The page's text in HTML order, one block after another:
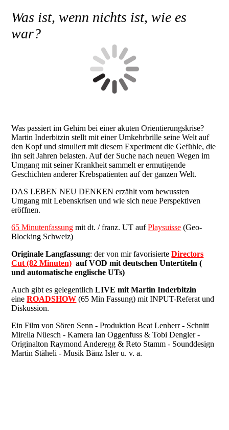
Was ist, wenn nichts ist, wie es
war?
Was passiert im Gehirn bei einer akuten Orientierungskrise?
Martin Inderbitzin stellt mit einer Umkehrbrille seine Welt auf
den Kopf und simuliert mit diesem Experiment die Gefühle, die
ihn seit Jahren belasten. Auf der Suche nach neuen Wegen im
Umgang mit seiner Krankheit sammelt er ermutigende
Geschichten anderer Krebspatienten auf der ganzen Welt.
DAS LEBEN NEU DENKEN erzählt vom bewussten
Umgang mit Lebenskrisen und wie sich neue Perspektiven
eröffnen.
65 Minutenfassung mit dt. / franz. UT aufPlaysuisse (Geo-
Blocking Schweiz)
Originale Langfassung: der von mir favorisierteDirectors
Cut (82 Minuten) auf VOD mit deutschen Untertiteln (
und automatische englische UTs)
Auch gibt es gelegentlichLIVE mit Martin Inderbitzin
eineROADSHOW (65 Min Fassung) mit INPUT-Referat und
Diskussion.
Ein Film von Sören Senn - Produktion Beat Lenherr - Schnitt
Mirella Nüesch - Kamera Ian Oggenfuss & Tobi Dengler -
Originalton Raymond Anderegg & Reto Stamm - Sounddesign
Martin Stäheli - Musik Bänz Isler u. v. a.